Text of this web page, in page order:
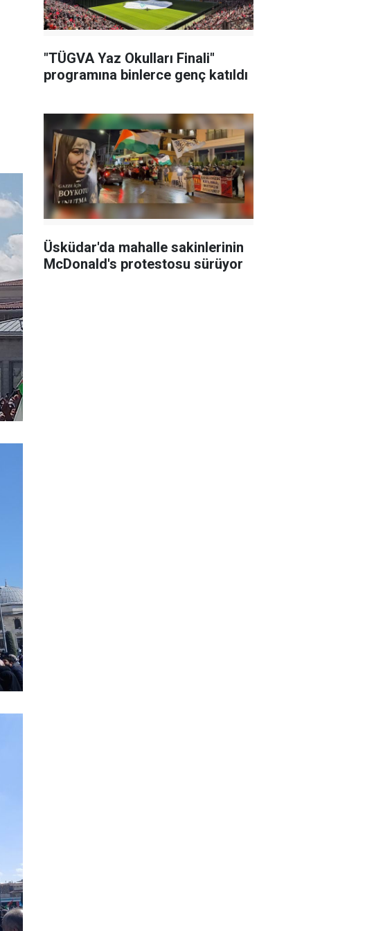
"TÜGVA Yaz Okulları Finali"
programına binlerce genç katıldı
Üsküdar'da mahalle sakinlerinin
McDonald's protestosu sürüyor